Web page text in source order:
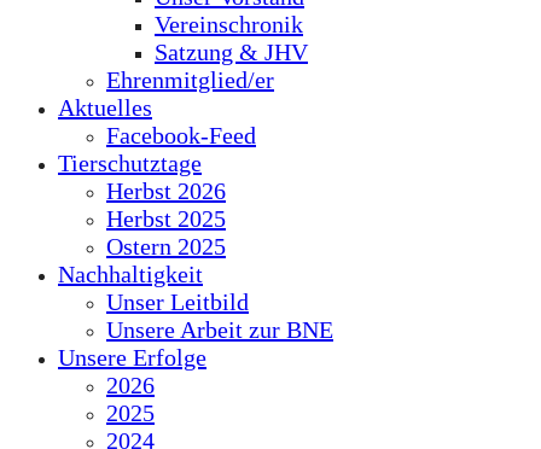
Vereinschronik
Satzung & JHV
Ehrenmitglied/er
Aktuelles
Facebook-Feed
Tierschutztage
Herbst 2026
Herbst 2025
Ostern 2025
Nachhaltigkeit
Unser Leitbild
Unsere Arbeit zur BNE
Unsere Erfolge
2026
2025
2024